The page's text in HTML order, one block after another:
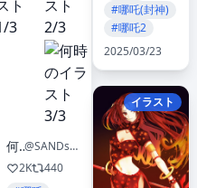
何時
@SANDsawako
2K
440
#哪吒(封神)
#哪吒2
2025/03/23
イラスト